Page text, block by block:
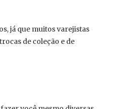
já que muitos varejistas
de coleção e de